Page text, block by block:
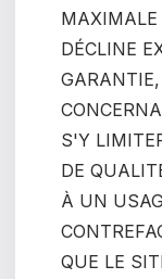
MAXIMALE
DÉCLINE
S'Y
DE
À UN
QUE LE